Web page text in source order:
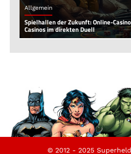
Allgemein
Spielhallen der Zukunft: Online-
Casinos im direkten Duell
© 2012 - 2025